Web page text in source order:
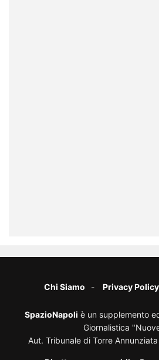
Chi Siamo Privacy Policy
SpazioNapoli è un supplemento
Giornalistica
Aut. Tribunale di Torre